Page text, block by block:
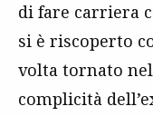
di fare carriera
si è riscoperto
volta tornato
complicità